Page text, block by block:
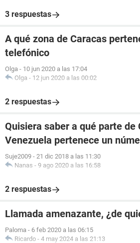
3 respuestas
A qué zona de Caracas
telefónico
Olga - 10 jun 2020 a las 17:04
Olga - 12 jun 2020 a las 00:02
2 respuestas
Quisiera saber a qué parte de
Venezuela pertenece un
Suje2009 - 21 dic 2018 a las 11:30
Nanas - 9 ago 2020 a las 16:58
2 respuestas
Llamada amenazante, ¿de
Paloma - 6 feb 2020 a las 06:15
Ricardo - 4 may 2024 a las 21:13